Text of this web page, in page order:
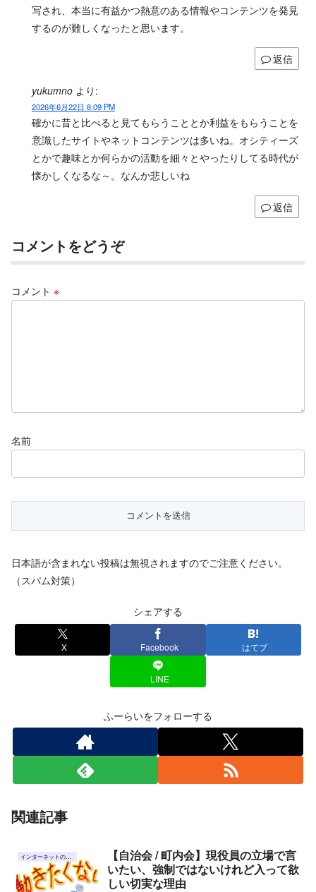
写され、本当に有益かつ熱意のある情報やコンテンツを発見
するのが難しくなったと思います。
返信
yukumno より:
2026年6月22日 8:09 PM
確かに昔と比べると見てもらうこととか利益をもらうことを
意識したサイトやネットコンテンツは多いね。オシティーズ
とかで趣味とか何らかの活動を細々とやったりしてる時代が
懐かしくなるな～。なんか悲しいね
返信
コメントをどうぞ
コメント ※
名前
日本語が含まれない投稿は無視されますのでご注意ください。
（スパム対策）
シェアする
X Facebook はてブ
LINE
ふーらいをフォローする
関連記事
インターネットのこと
【自治会 / 町内会】現役員の立場で言
いたい、強制ではないけれど入って欲
しい切実な理由